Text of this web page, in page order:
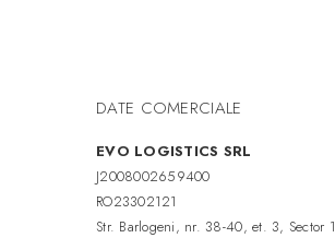
DATE COMERCIALE
EVO LOGISTICS SRL
J2008002659400
RO23302121
Str. Barlogeni, nr. 38-40, et. 3, Sector 1